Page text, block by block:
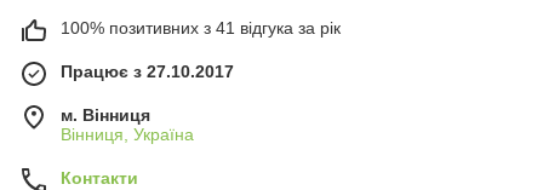
100% позитивних з 41 відгука за рік
Працює з 27.10.2017
м. Вінниця
Вінниця, Україна
Контакти